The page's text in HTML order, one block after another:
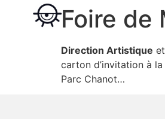
Foire de
Direction Artistique et
carton d’invitation à
Parc Chanot…